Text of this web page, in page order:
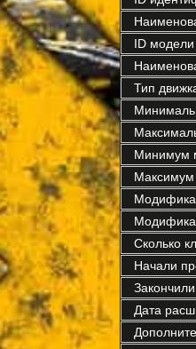
ID модели
Тип
Минимум
Максимум
Сколько
Начали
Дата